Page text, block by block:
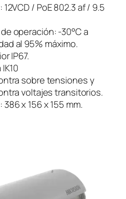
/ PoE 802.3 af / 9.5
operación: -30°C a
al 95% máximo.
IP67.
sobre tensiones y
voltajes transitorios.
x 156 x 155 mm.